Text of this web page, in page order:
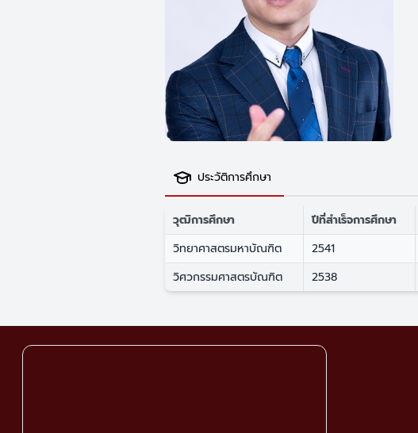
ประวัติการศึกษา
วุฒิการศึกษา ปีที่สำเร็จการศึกษา
วิทยาศาสตรมหาบัณฑิต
2541
วิศวกรรมศาสตรบัณฑิต
2538